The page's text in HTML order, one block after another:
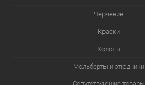
Черчение
Краски
Холсты
Мольберты и этюдники